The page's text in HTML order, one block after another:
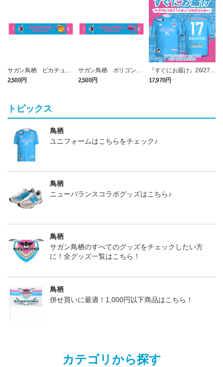
サガン鳥栖 ピカチュウ
タオルマフラー
2,500円
サガン鳥栖 ポリゴンZ
タオルマフラー
2,500円
『すぐにお届け』26/27レ
プリカユニフォームFP1st
No.17 SAGANTINO
17,970円
トピックス
鳥栖
ユニフォームはこちらをチェック♪
鳥栖
ニューバランスコラボグッズはこちら♪
鳥栖
サガン鳥栖のすべてのグッズをチェックしたい方
に！全グッズ一覧はこちら！
鳥栖
併せ買いに最適！1,000円以下商品はこちら！
カテゴリから探す